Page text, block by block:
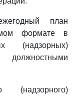
план
формате в
(надзорных)
должностными
(надзорного)